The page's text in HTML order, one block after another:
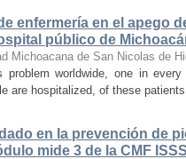
enfermería en el apego
público de
Michoacana de San Nicolas de
problem worldwide, one in
are hospitalized, of these
en la prevención de
mide 3 de la CMF